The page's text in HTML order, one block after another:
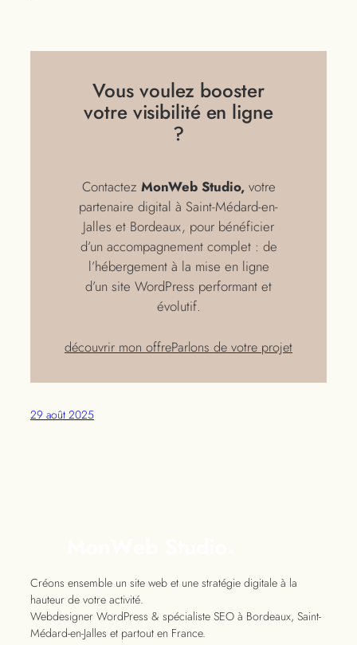
Vous voulez booster
votre visibilité en ligne
?
Contactez MonWeb Studio,votre
partenaire digital à Saint-Médard-en-
Jalles et Bordeaux, pour bénéficier
d’un accompagnement complet : de
l’hébergement à la mise en ligne
d’un site WordPress performant et
évolutif.
découvrir mon offreParlons de votre projet
29 août 2025
Créons ensemble un site web et une stratégie digitale à la
hauteur de votre activité.
Webdesigner WordPress & spécialiste SEO à Bordeaux, Saint-
Médard-en-Jalles et partout en France.